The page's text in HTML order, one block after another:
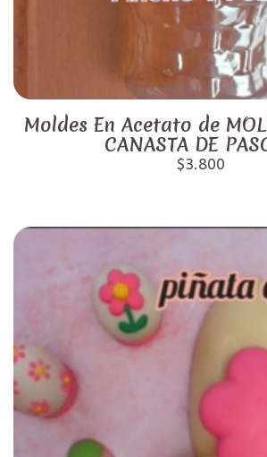
Moldes En Acetato de
CANASTA DE
$3.800